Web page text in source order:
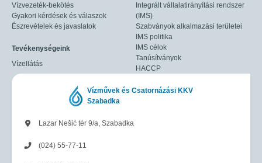
Vízvezeték-bekötés
Gyakori kérdések és válaszok
Észrevételek és javaslatok
Tevékenységeink
Vízellátás
Integrált vállalatirányítási rendszer
(IMS)
Szabványok alkalmazási területei
IMS politika
IMS célok
Tanúsítványok
HACCP
Vízművek és Csatornázási KKV
Szabadka
Lazar Nešić tér 9/a, Szabadka
(024) 55-77-11